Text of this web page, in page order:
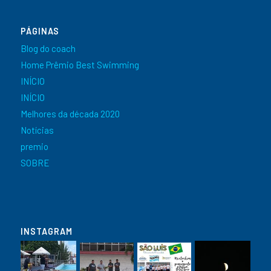
PÁGINAS
Blog do coach
Home Prêmio Best Swimming
INÍCIO
INÍCIO
Melhores da década 2020
Notícias
premio
SOBRE
INSTAGRAM